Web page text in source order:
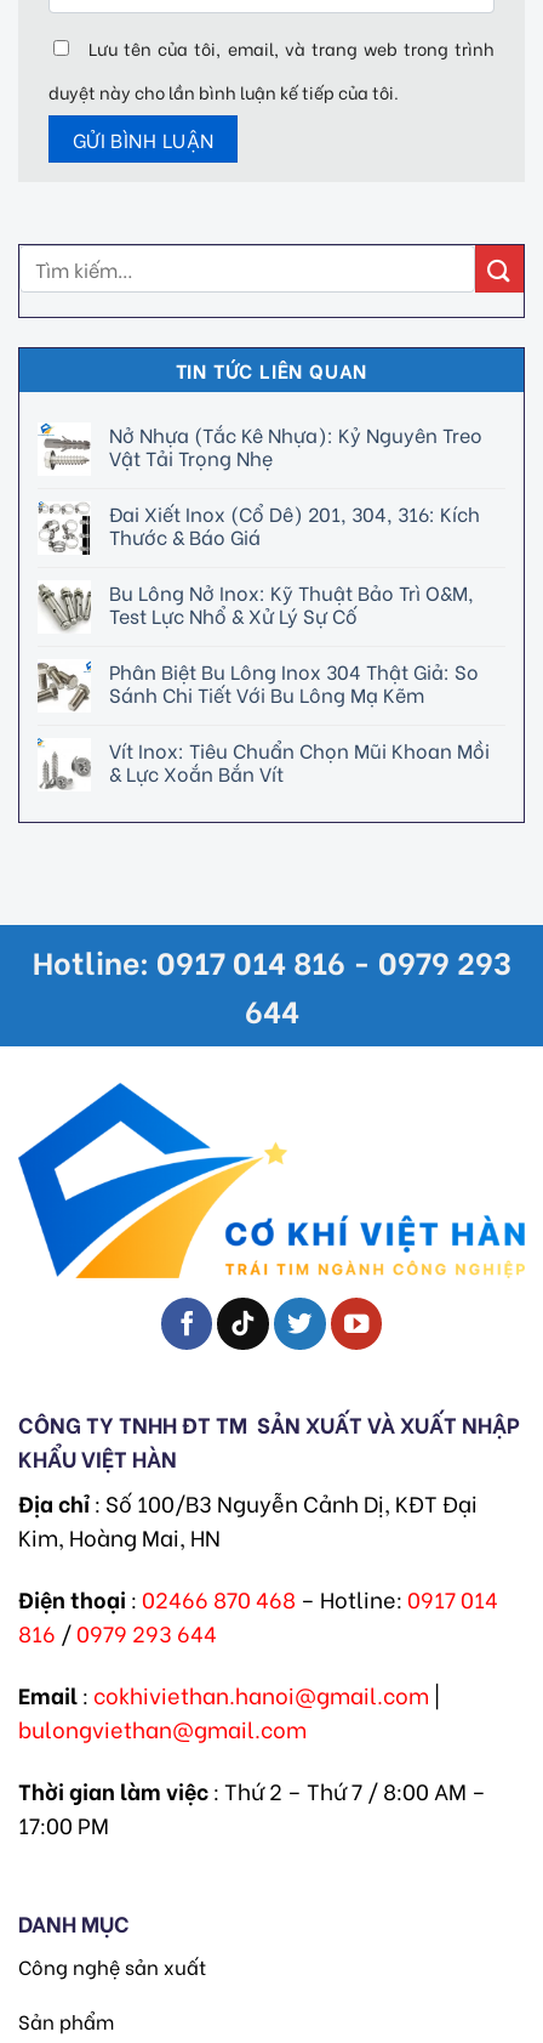
Lưu tên của tôi, email, và trang web trong trình
duyệt này cho lần bình luận kế tiếp của tôi.
TIN TỨC LIÊN QUAN
Nở Nhựa (Tắc Kê Nhựa): Kỷ Nguyên Treo
Vật Tải Trọng Nhẹ
Đai Xiết Inox (Cổ Dê) 201, 304, 316: Kích
Thước & Báo Giá
Bu Lông Nở Inox: Kỹ Thuật Bảo Trì O&M,
Test Lực Nhổ & Xử Lý Sự Cố
Phân Biệt Bu Lông Inox 304 Thật Giả: So
Sánh Chi Tiết Với Bu Lông Mạ Kẽm
Vít Inox: Tiêu Chuẩn Chọn Mũi Khoan Mồi
& Lực Xoắn Bắn Vít
Hotline: 0917 014 816 - 0979 293
644
CÔNG TY TNHH ĐT TM SẢN XUẤT VÀ XUẤT NHẬP
KHẨU VIỆT HÀN
Địa chỉ: Số 100/B3 Nguyễn Cảnh Dị, KĐT Đại
Kim, Hoàng Mai, HN
Điện thoại : 02466 870 468 – Hotline: 0917 014
816 /0979 293 644
Email: cokhiviethan.hanoi@gmail.com |
bulongviethan@gmail.com
Thời gian làm việc: Thứ 2 – Thứ 7 / 8:00 AM –
17:00 PM
DANH MỤC
Công nghệ sản xuất
Sản phẩm